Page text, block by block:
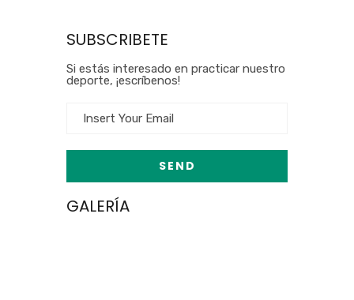
SUBSCRIBETE
Si estás interesado en practicar nuestro
deporte, ¡escríbenos!
GALERÍA